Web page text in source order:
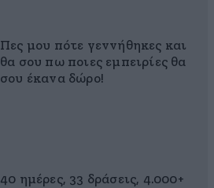
Πες μου πότε γεννήθηκες και
θα σου πω ποιες εμπειρίες θα
σου έκανα δώρο!
40 ημέρες, 33 δράσεις, 4.000+